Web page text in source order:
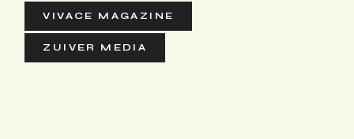
VIVACE MAGAZINE
ZUIVER MEDIA